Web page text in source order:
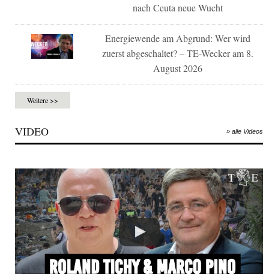
nach Ceuta neue Wucht
Energiewende am Abgrund: Wer wird
zuerst abgeschaltet? – TE-Wecker am 8.
August 2026
Weitere >>
VIDEO » alle Videos